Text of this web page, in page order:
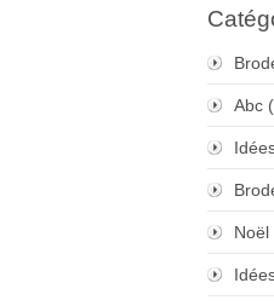
Abc
Noël